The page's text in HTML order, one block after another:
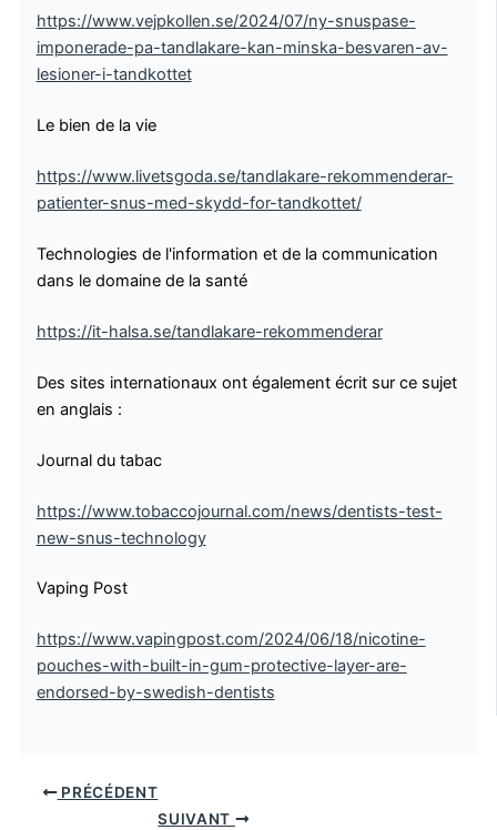
https://www.vejpkollen.se/2024/07/ny-snuspase-
imponerade-pa-tandlakare-kan-minska-besvaren-av-
lesioner-i-tandkottet
Le bien de la vie
https://www.livetsgoda.se/tandlakare-rekommenderar-
patienter-snus-med-skydd-for-tandkottet/
Technologies de l'information et de la communication
dans le domaine de la santé
https://it-halsa.se/tandlakare-rekommenderar
Des sites internationaux ont également écrit sur ce sujet
en anglais :
Journal du tabac
https://www.tobaccojournal.com/news/dentists-test-
new-snus-technology
Vaping Post
https://www.vapingpost.com/2024/06/18/nicotine-
pouches-with-built-in-gum-protective-layer-are-
endorsed-by-swedish-dentists
PRÉCÉDENT
SUIVANT